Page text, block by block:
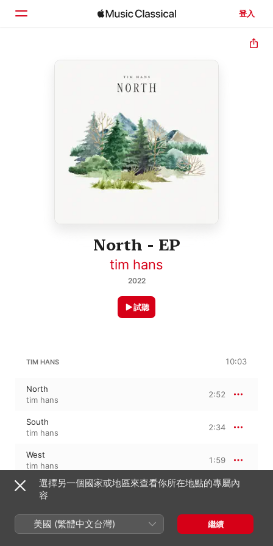
登入
首頁
North - EP
tim hans
2022
試聽
TIM HANS 10:03
North
tim hans
2:52
South
tim hans
2:34
West
tim hans
1:59
East
tim hans
選擇另一個國家或地區來查看你所在地點的專屬內
容
美國 (繁體中文台灣) 繼續